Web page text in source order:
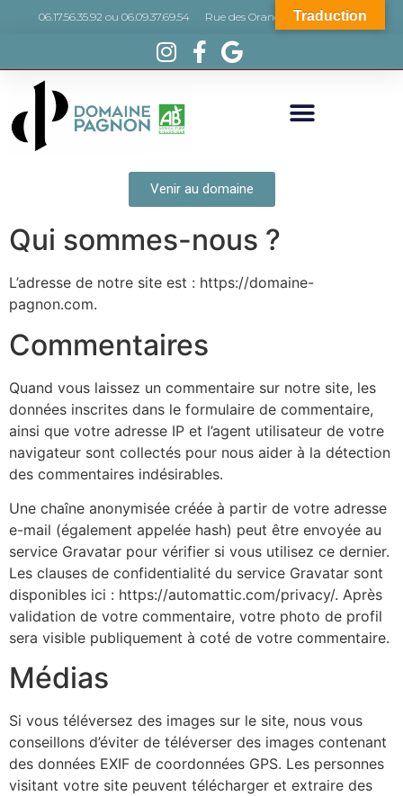
06.17.56.35.92 ou 06.09.37.69.54 Rue des Orangers, 66440 Torreilles
Venir au domaine
Qui sommes-nous ?
L’adresse de notre site est : https://domaine-
pagnon.com.
Commentaires
Quand vous laissez un commentaire sur notre site, les
données inscrites dans le formulaire de commentaire,
ainsi que votre adresse IP et l’agent utilisateur de votre
navigateur sont collectés pour nous aider à la détection
des commentaires indésirables.
Une chaîne anonymisée créée à partir de votre adresse
e-mail (également appelée hash) peut être envoyée au
service Gravatar pour vérifier si vous utilisez ce dernier.
Les clauses de confidentialité du service Gravatar sont
disponibles ici : https://automattic.com/privacy/. Après
validation de votre commentaire, votre photo de profil
sera visible publiquement à coté de votre commentaire.
Médias
Si vous téléversez des images sur le site, nous vous
conseillons d’éviter de téléverser des images contenant
des données EXIF de coordonnées GPS. Les personnes
visitant votre site peuvent télécharger et extraire des
Traduction